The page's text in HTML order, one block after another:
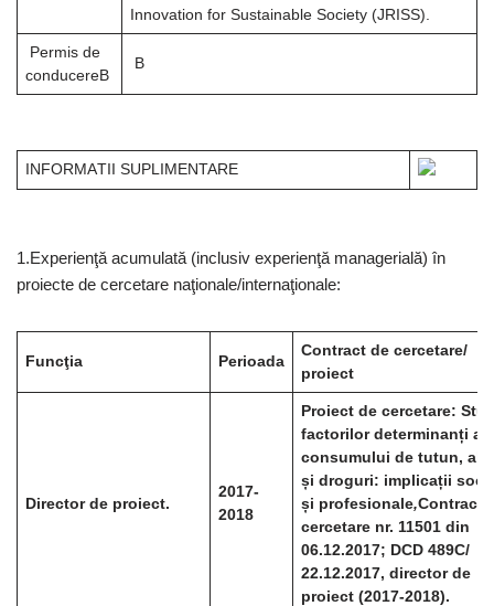
Innovation for Sustainable Society (JRISS).
Permis de
conducereB
B
INFORMAΤII SUPLIMENTARE
1.Experienţă acumulată (inclusiv experienţă managerială) în
proiecte de cercetare naţionale/internaţionale:
Funcţia Perioada
Contract de cercetare/
proiect
Director de proiect.
2017-
2018
Proiect de cercetare:
factorilor determinanți ai
consumului de tutun,
și droguri: implicații
și profesionale,Contract
cercetare nr. 11501 din
06.12.2017; DCD 489C/
22.12.2017, director de
proiect (2017-2018).